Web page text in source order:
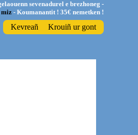
sevenadurel e brezhoneg -
miz- Koumanantit ! 35€ nemetken !
Kevreañ Krouiñ ur gont